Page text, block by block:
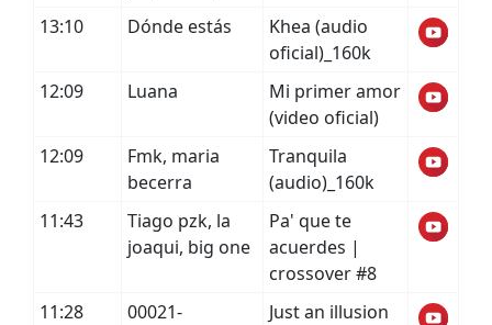
13:10 Dónde estás
Khea (audio
oficial)_160k
12:09
Luana
Mi primer amor
(video oficial)
12:09
Fmk, maria
becerra
Tranquila
(audio)_160k
11:43
Tiago pzk, la
joaqui, big one
Pa' que te
acuerdes |
crossover #8
11:28
00021-
Just an illusion